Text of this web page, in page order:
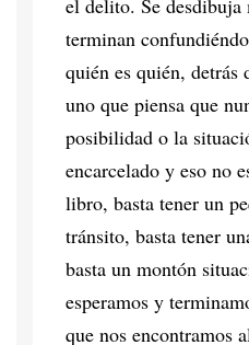
el delito. Se desdibuja
terminan
quién es quién, detrás
uno que piensa que
posibilidad o la
encarcelado y eso no
libro, basta tener un
tránsito, basta tener
basta un montón
esperamos y
que nos encontramos